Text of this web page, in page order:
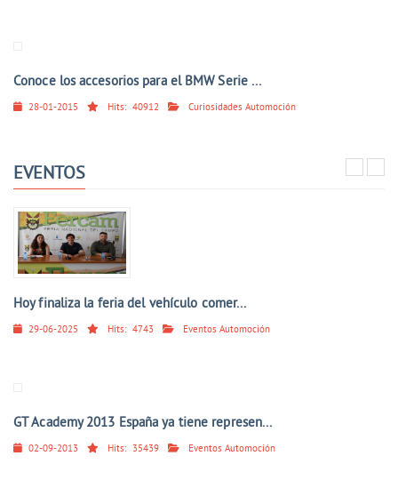
Conoce los accesorios para el BMW Serie ...
28-01-2015 Hits: 40912 Curiosidades Automoción
EVENTOS
Hoy finaliza la feria del vehículo comer...
29-06-2025 Hits: 4743 Eventos Automoción
GT Academy 2013 España ya tiene represen...
02-09-2013 Hits: 35439 Eventos Automoción